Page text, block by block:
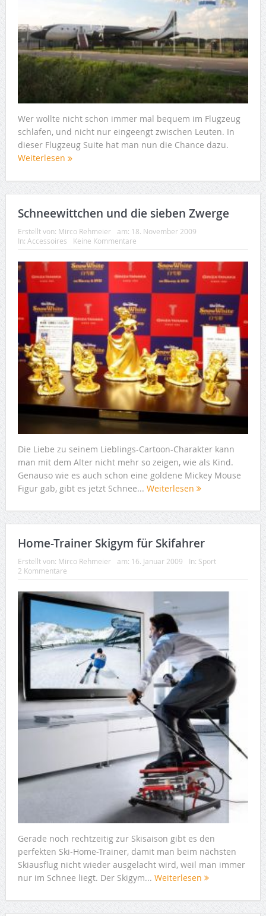
Wer wollte nicht schon immer mal bequem im Flugzeug
schlafen, und nicht nur eingeengt zwischen Leuten. In
dieser Flugzeug Suite hat man nun die Chance dazu.
Weiterlesen
Schneewittchen und die sieben Zwerge
Erstellt von: Mirco Rehmeier am: 18. November 2009
In: Accessoires Keine Kommentare
Die Liebe zu seinem Lieblings-Cartoon-Charakter kann
man mit dem Alter nicht mehr so zeigen, wie als Kind.
Genauso wie es auch schon eine goldene Mickey Mouse
Figur gab, gibt es jetzt Schnee... Weiterlesen
Home-Trainer Skigym für Skifahrer
Erstellt von: Mirco Rehmeier am: 16. Januar 2009 In: Sport
2 Kommentare
Gerade noch rechtzeitig zur Skisaison gibt es den
perfekten Ski-Home-Trainer, damit man beim nächsten
Skiausflug nicht wieder ausgelacht wird, weil man immer
nur im Schnee liegt. Der Skigym... Weiterlesen